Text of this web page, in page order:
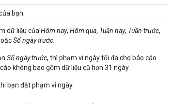
bạn.
dữ liệu của Hôm nay, Hôm qua, Tuần này, Tuần trước,
Số ngày trước.
Số ngày trước, thì phạm vi ngày tối đa cho báo cáo
không bao gồm dữ liệu cũ hơn 31 ngày.
bạn đặt phạm vi ngày.